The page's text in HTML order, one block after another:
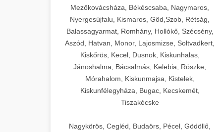
Mezőkovácsháza, Békéscsaba, Nagymaros,
Nyergesújfalu, Kismaros, Göd,Szob, Rétság,
Balassagyarmat, Romhány, Hollókő, Szécsény,
Aszód, Hatvan, Monor, Lajosmizse, Soltvadkert,
Kiskőrös, Kecel, Dusnok, Kiskunhalas,
Jánoshalma, Bácsalmás, Kelebia, Röszke,
Mórahalom, Kiskunmajsa, Kistelek,
Kiskunfélegyháza, Bugac, Kecskemét,
Tiszakécske
Nagykörös, Cegléd, Budaörs, Pécel, Gödöllő,